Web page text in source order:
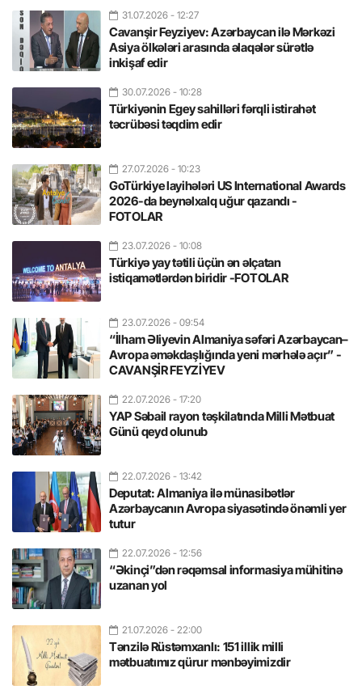
31.07.2026 - 12:27
Cavanşir Feyziyev: Azərbaycan ilə Mərkəzi
Asiya ölkələri arasında əlaqələr sürətlə
inkişaf edir
30.07.2026 - 10:28
Türkiyənin Egey sahilləri fərqli istirahət
təcrübəsi təqdim edir
27.07.2026 - 10:23
GoTürkiye layihələri US International Awards
2026-da beynəlxalq uğur qazandı -
FOTOLAR
23.07.2026 - 10:08
Türkiyə yay tətili üçün ən əlçatan
istiqamətlərdən biridir -FOTOLAR
23.07.2026 - 09:54
“İlham Əliyevin Almaniya səfəri Azərbaycan–
Avropa əməkdaşlığında yeni mərhələ açır” -
CAVANŞİR FEYZİYEV
22.07.2026 - 17:20
YAP Səbail rayon təşkilatında Milli Mətbuat
Günü qeyd olunub
22.07.2026 - 13:42
Deputat: Almaniya ilə münasibətlər
Azərbaycanın Avropa siyasətində önəmli yer
tutur
22.07.2026 - 12:56
“Əkinçi”dən rəqəmsal informasiya mühitinə
uzanan yol
21.07.2026 - 22:00
Tənzilə Rüstəmxanlı: 151 illik milli
mətbuatımız qürur mənbəyimizdir